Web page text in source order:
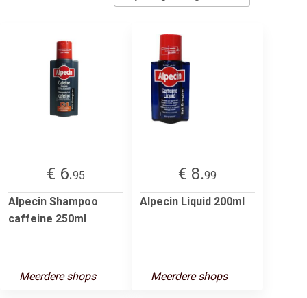
€ 6.95
Alpecin Shampoo
caffeine 250ml
Meerdere shops
€ 8.99
Alpecin Liquid 200ml
Meerdere shops